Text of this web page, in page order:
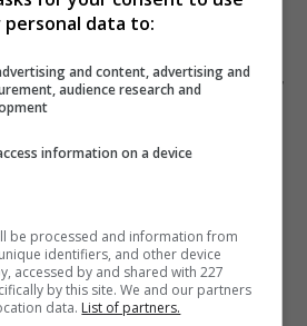
Следующий пост
ПОКАЖЕТ ШЕСТОЙ СЕЗОН
personal data to:
and content, advertising and
audience research and
information on a device
be processed and information from
identifiers, and other device
accessed by and shared with 227
by this site. We and our partners
data. List of partners.